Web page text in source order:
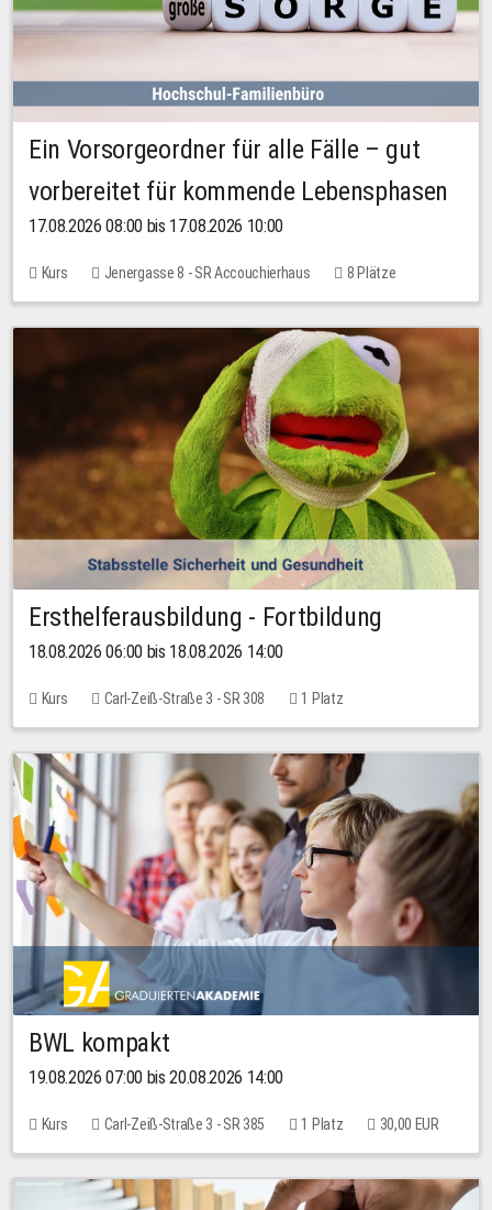
Ein Vorsorgeordner für alle Fälle – gut
vorbereitet für kommende Lebensphasen
17.08.2026 08:00 bis 17.08.2026 10:00
Kurs Jenergasse 8 - SR Accouchierhaus 8 Plätze
Ersthelferausbildung - Fortbildung
18.08.2026 06:00 bis 18.08.2026 14:00
Kurs Carl-Zeiß-Straße 3 - SR 308 1 Platz
BWL kompakt
19.08.2026 07:00 bis 20.08.2026 14:00
Kurs Carl-Zeiß-Straße 3 - SR 385 1 Platz 30,00 EUR